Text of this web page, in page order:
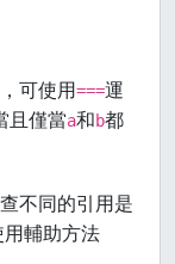
可使用===運
且僅當a和b都
不同的引用是
輔助方法